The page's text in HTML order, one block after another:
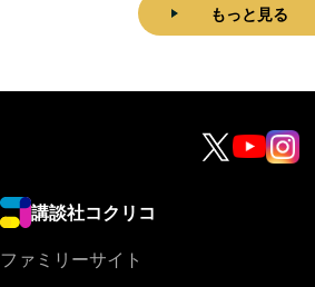
もっと見る
講談社コクリコ
ファミリーサイト